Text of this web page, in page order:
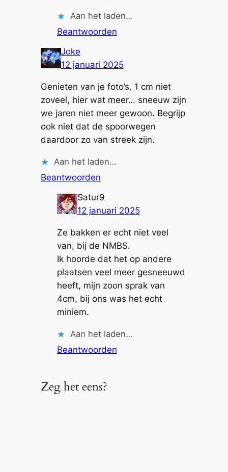
Aan het laden…
Beantwoorden
Joke
12 januari 2025
Genieten van je foto’s. 1 cm niet
zoveel, hier wat meer… sneeuw zijn
we jaren niet meer gewoon. Begrijp
ook niet dat de spoorwegen
daardoor zo van streek zijn.
Aan het laden…
Beantwoorden
Satur9
12 januari 2025
Ze bakken er echt niet veel
van, bij de NMBS.
Ik hoorde dat het op andere
plaatsen veel meer gesneeuwd
heeft, mijn zoon sprak van
4cm, bij ons was het echt
miniem.
Aan het laden…
Beantwoorden
Zeg het eens?